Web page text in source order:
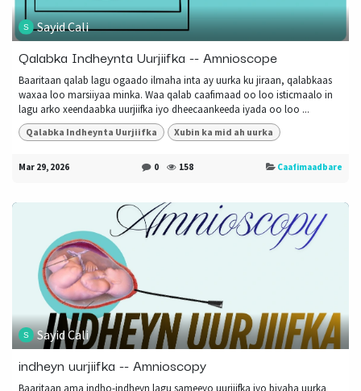
Sayid Cali
Qalabka Indheynta Uurjiifka -- Amnioscope
Baaritaan qalab lagu ogaado ilmaha inta ay uurka ku jiraan, qalabkaas
waxaa loo marsiiyaa minka. Waa qalab caafimaad oo loo isticmaalo in
lagu arko xeendaabka uurjiifka iyo dheecaankeeda iyada oo loo ...
Qalabka Indheynta Uurjiifka Xubin ka mid ah uurka
Mar 29, 2026 0 158 Caafimaadbare
Sayid Cali
indheyn uurjiifka -- Amnioscopy
Baaritaan ama indho-indheyn lagu sameeyo uurjiifka iyo biyaha uurka